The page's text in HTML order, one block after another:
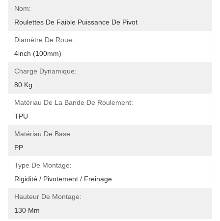
Nom:
Roulettes De Faible Puissance De Pivot
Diamètre De Roue.:
4inch (100mm)
Charge Dynamique:
80 Kg
Matériau De La Bande De Roulement:
TPU
Matériau De Base:
PP
Type De Montage:
Rigidité / Pivotement / Freinage
Hauteur De Montage:
130 Mm